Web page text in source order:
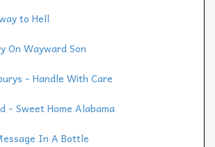
to Hell
On Wayward Son
- Handle With Care
- Sweet Home Alabama
In A Bottle